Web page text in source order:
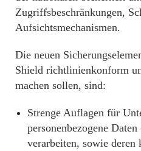
Zugriffsbeschränkungen,
Aufsichtsmechanismen.
Die neuen
Shield richtlinienkonform
machen sollen, sind:
Strenge Auflagen für
personenbezogene
verarbeiten, sowie deren